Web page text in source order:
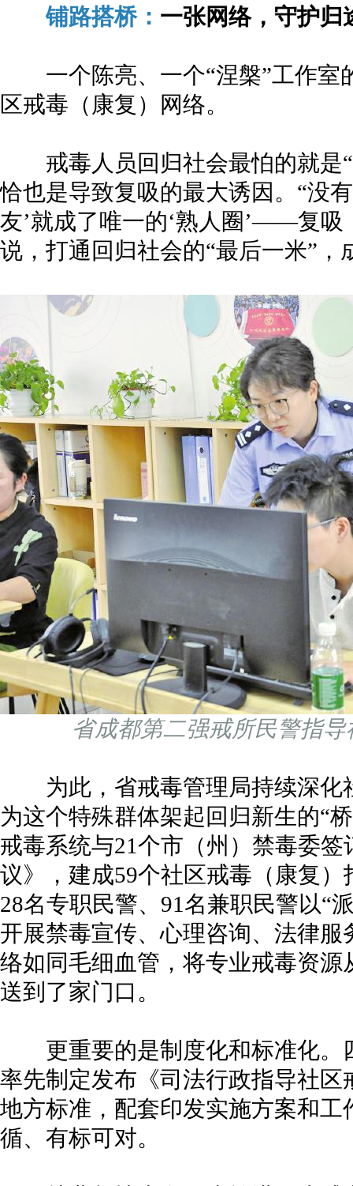
铺路搭桥： 一张网络，守护归
一个陈亮、一个“涅槃”工作室
区戒毒（康复）网络。
戒毒人员回归社会最怕的就是“
恰也是导致复吸的最大诱因。“没
友’就成了唯一的‘熟人圈’——复吸
说，打通回归社会的“最后一米”
省成都第二强戒所民警指
为此，省戒毒管理局持续深化
为这个特殊群体架起回归新生的“
戒毒系统与21个市（州）禁毒委
议》，建成59个社区戒毒（康复
28名专职民警、91名兼职民警以“
开展禁毒宣传、心理咨询、法律
络如同毛细血管，将专业戒毒资
送到了家门口。
更重要的是制度化和标准化。
率先制定发布《司法行政指导社
地方标准，配套印发实施方案和
循、有标可对。